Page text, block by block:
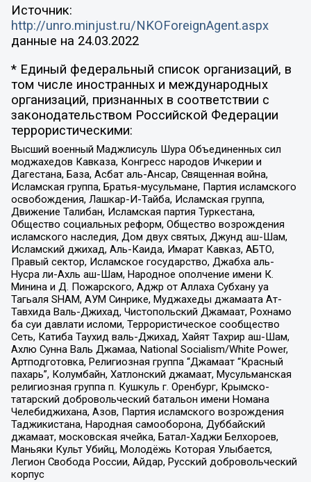
Источник:
http://unro.minjust.ru/NKOForeignAgent.aspx
данные на 24.03.2022
* Единый федеральный список организаций, в
том числе иностранных и международных
организаций, признанных в соответствии с
законодательством Российской Федерации
террористическими:
Высший военный Маджлисуль Шура Объединенных сил
моджахедов Кавказа, Конгресс народов Ичкерии и
Дагестана, База, Асбат аль-Ансар, Священная война,
Исламская группа, Братья-мусульмане, Партия исламского
освобождения, Лашкар-И-Тайба, Исламская группа,
Движение Талибан, Исламская партия Туркестана,
Общество социальных реформ, Общество возрождения
исламского наследия, Дом двух святых, Джунд аш-Шам,
Исламский джихад, Аль-Каида, Имарат Кавказ, АБТО,
Правый сектор, Исламское государство, Джабха аль-
Нусра ли-Ахль аш-Шам, Народное ополчение имени К.
Минина и Д. Пожарского, Аджр от Аллаха Субхану уа
Тагьаля SHAM, АУМ Синрике, Муджахеды джамаата Ат-
Тавхида Валь-Джихад, Чистопольский Джамаат, Рохнамо
ба суи давлати исломи, Террористическое сообщество
Сеть, Катиба Таухид валь-Джихад, Хайят Тахрир аш-Шам,
Ахлю Сунна Валь Джамаа, National Socialism/White Power,
Артподготовка, Религиозная группа “Джамаат “Красный
пахарь”, Колумбайн, Хатлонский джамаат, Мусульманская
религиозная группа п. Кушкуль г. Оренбург, Крымско-
татарский добровольческий батальон имени Номана
Челебиджихана, Азов, Партия исламского возрождения
Таджикистана, Народная самооборона, Дуббайский
джамаат, московская ячейка, Батал-Хаджи Белхороев,
Маньяки Культ Убийц, Молодёжь Которая Улыбается,
Легион Свобода России, Айдар, Русский добровольческий
корпус